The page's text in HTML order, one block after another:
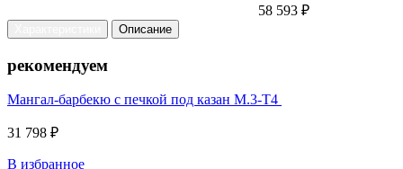
58 593 ₽
Описание
рекомендуем
Мангал-барбекю с печкой под казан М.3-Т4
31 798 ₽
В избранное